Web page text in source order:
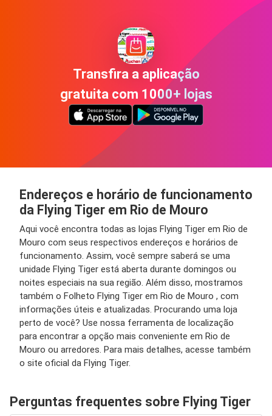
Transfira a aplicação
gratuita com 1000+ lojas
Endereços e horário de funcionamento
da Flying Tiger em Rio de Mouro
Aqui você encontra todas as lojas Flying Tiger em Rio de
Mouro com seus respectivos endereços e horários de
funcionamento. Assim, você sempre saberá se uma
unidade Flying Tiger está aberta durante domingos ou
noites especiais na sua região. Além disso, mostramos
também o Folheto Flying Tiger em Rio de Mouro , com
informações úteis e atualizadas. Procurando uma loja
perto de você? Use nossa ferramenta de localização
para encontrar a opção mais conveniente em Rio de
Mouro ou arredores. Para mais detalhes, acesse também
o site oficial da Flying Tiger.
Perguntas frequentes sobre Flying Tiger